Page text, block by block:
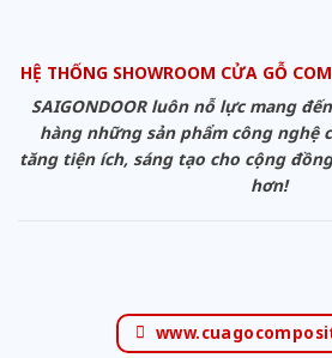
HỆ THỐNG SHOWROOM CỬA GỖ
SAIGONDOOR luôn nỗ lực mang
hàng những sản phẩm công nghệ
tăng tiện ích, sáng tạo cho cộng
hơn!